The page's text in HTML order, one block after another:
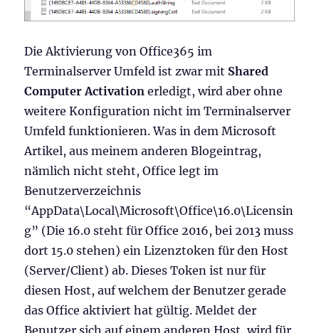
Die Aktivierung von Office365 im
Terminalserver Umfeld ist zwar mit Shared
Computer Activation erledigt, wird aber ohne
weitere Konfiguration nicht im Terminalserver
Umfeld funktionieren. Was in dem Microsoft
Artikel, aus meinem anderen Blogeintrag,
nämlich nicht steht, Office legt im
Benutzerverzeichnis
“AppData\Local\Microsoft\Office\16.0\Licensin
g” (Die 16.0 steht für Office 2016, bei 2013 muss
dort 15.0 stehen) ein Lizenztoken für den Host
(Server/Client) ab. Dieses Token ist nur für
diesen Host, auf welchem der Benutzer gerade
das Office aktiviert hat gültig. Meldet der
Benutzer sich auf einem anderen Host, wird für